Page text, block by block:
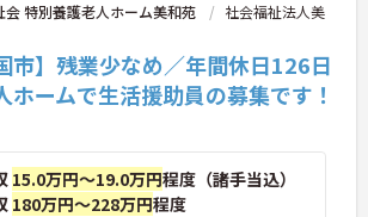
会 特別養護老人ホーム美和苑
社会福祉法人美
市】残業少なめ／年間休日126日
ームで生活援助員の募集です！
15.0万円～19.0万円程度（諸手当込）
180万円～228万円程度